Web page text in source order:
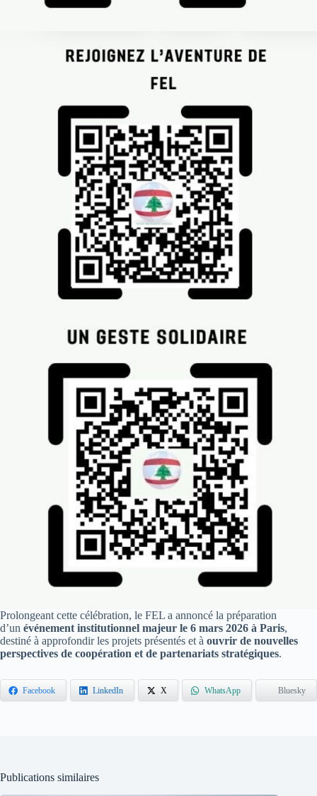
Prolongeant cette célébration, le FEL a annoncé la préparation
d’un événement institutionnel majeur le 6 mars 2026 à Paris,
destiné à approfondir les projets présentés et à ouvrir de nouvelles
perspectives de coopération et de partenariats stratégiques.
Facebook LinkedIn X WhatsApp Bluesky
Publications similaires